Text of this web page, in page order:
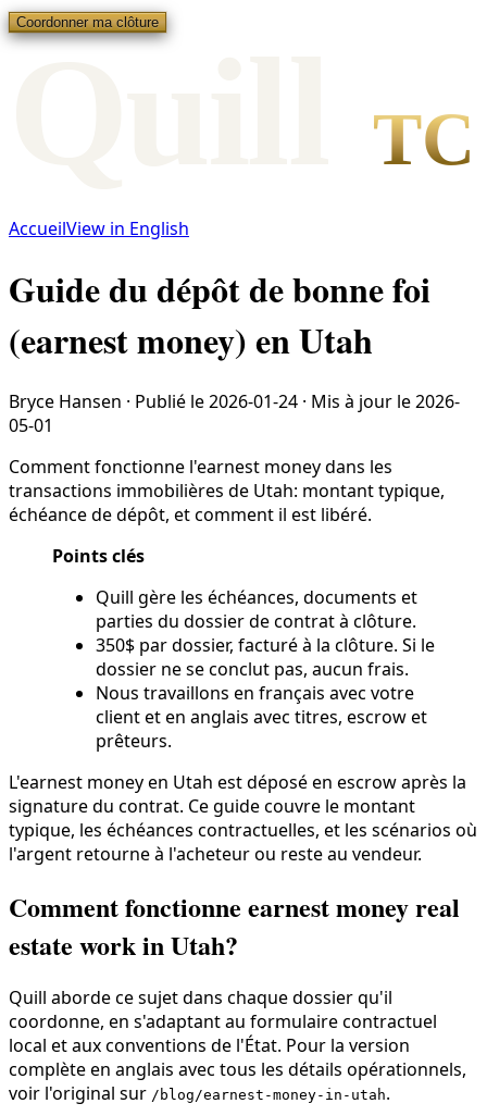
Coordonner ma clôture
TC
AccueilView in English
Guide du dépôt de bonne foi
(earnest money) en Utah
Bryce Hansen · Publié le2026-01-24 · Mis à jour le2026-
05-01
Comment fonctionne l'earnest money dans les
transactions immobilières de Utah: montant typique,
échéance de dépôt, et comment il est libéré.
Points clés
Quill gère les échéances, documents et
parties du dossier de contrat à clôture.
350$ par dossier, facturé à la clôture. Si le
dossier ne se conclut pas, aucun frais.
Nous travaillons en français avec votre
client et en anglais avec titres, escrow et
prêteurs.
L'earnest money en Utah est déposé en escrow après la
signature du contrat. Ce guide couvre le montant
typique, les échéances contractuelles, et les scénarios où
l'argent retourne à l'acheteur ou reste au vendeur.
Comment fonctionne earnest money real
estate work in Utah?
Quill aborde ce sujet dans chaque dossier qu'il
coordonne, en s'adaptant au formulaire contractuel
local et aux conventions de l'État. Pour la version
complète en anglais avec tous les détails opérationnels,
voir l'original sur /blog/earnest-money-in-utah.